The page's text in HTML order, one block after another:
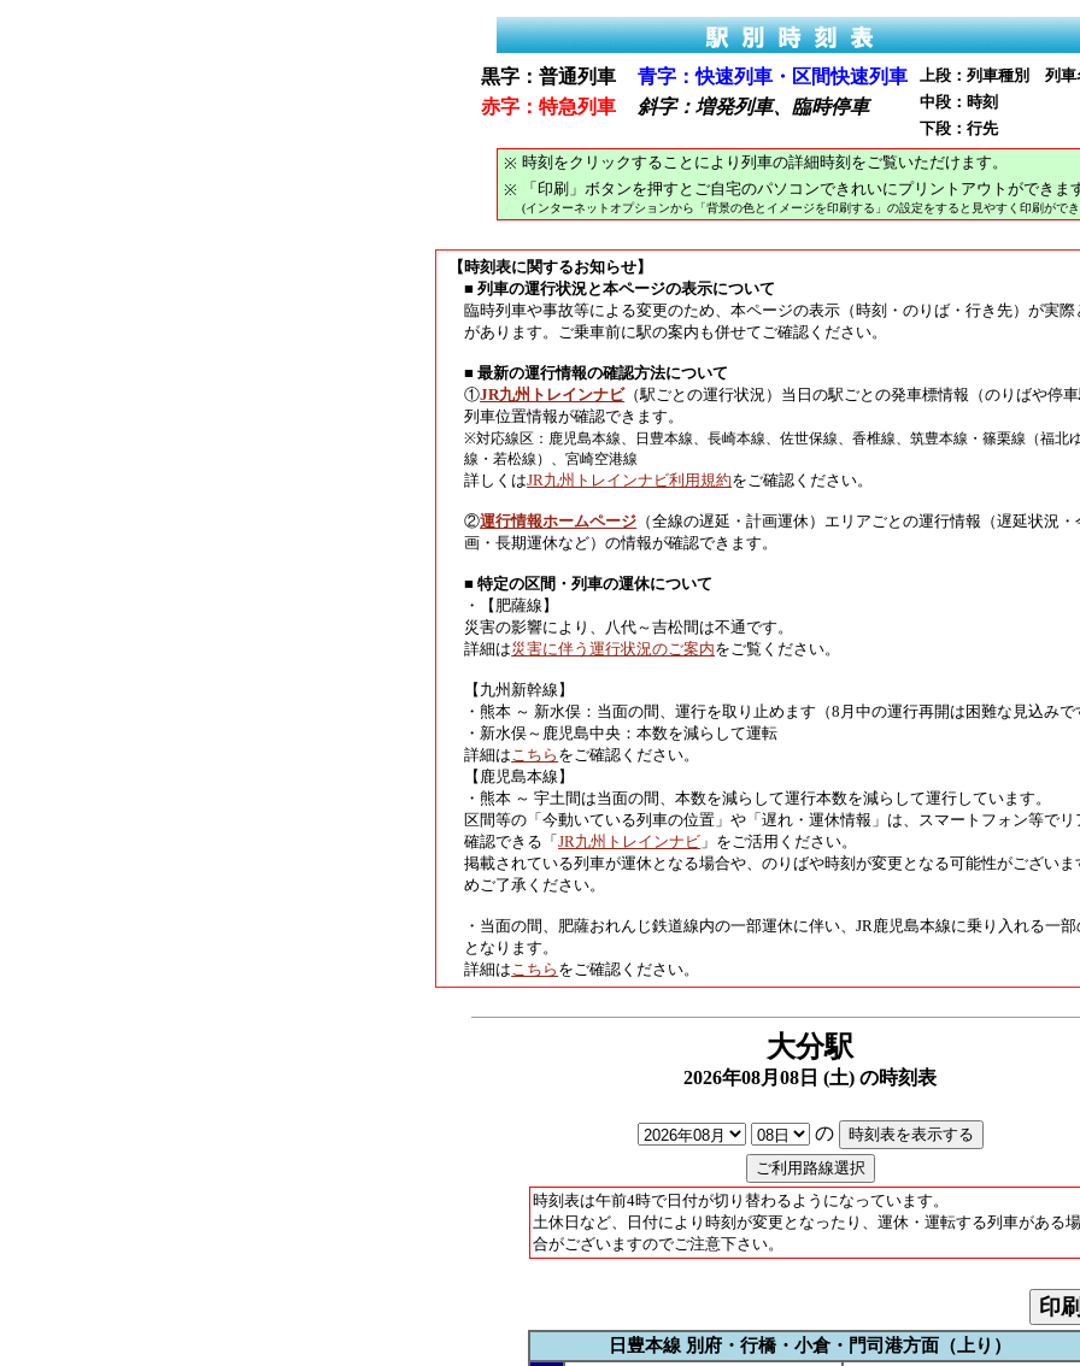
黒字：普通列車
青字：快速列車・区間快速列車
赤字：特急列車
斜字：増発列車、臨時停車
上段：列車種別 列車
中段：時刻
下段：行先
※ 時刻をクリックすることにより列車の詳細時刻をご覧いただけます。
※
「印刷」ボタンを押すとご自宅のパソコンできれいにプリントアウトができま
(インターネットオプションから「背景の色とイメージを印刷する」の設定をすると見やすく印刷がで
【時刻表に関するお知らせ】
■ 列車の運行状況と本ページの表示について
臨時列車や事故等による変更のため、本ページの表示（時刻・のりば・行き先）が実
があります。ご乗車前に駅の案内も併せてご確認ください。
■ 最新の運行情報の確認方法について
①JR九州トレインナビ（駅ごとの運行状況）当日の駅ごとの発車標情報（のりばや停
列車位置情報が確認できます。
※対応線区：鹿児島本線、日豊本線、長崎本線、佐世保線、香椎線、筑豊本線・篠栗線（福北
線・若松線）、宮崎空港線
詳しくはJR九州トレインナビ利用規約をご確認ください。
②運行情報ホームページ （全線の遅延・計画運休）エリアごとの運行情報（遅延状況
画・長期運休など）の情報が確認できます。
■ 特定の区間・列車の運休について
・【肥薩線】
災害の影響により、八代～吉松間は不通です。
詳細は災害に伴う運行状況のご案内をご覧ください。
【九州新幹線】
・熊本 ～ 新水俣：当面の間、運行を取り止めます（8月中の運行再開は困難な見込みで
・新水俣～鹿児島中央：本数を減らして運転
詳細はこちら をご確認ください。
【鹿児島本線】
・熊本 ～ 宇土間は当面の間、本数を減らして運行本数を減らして運行しています。
区間等の「今動いている列車の位置」や「遅れ・運休情報」は、スマートフォン等で
確認できる「JR九州トレインナビ 」をご活用ください。
掲載されている列車が運休となる場合や、のりばや時刻が変更となる可能性がござい
めご了承ください。
・当面の間、肥薩おれんじ鉄道線内の一部運休に伴い、JR鹿児島本線に乗り入れる一
となります。
詳細はこちら をご確認ください。
大分駅
2026年08月08日 (土) の時刻表
の
時刻表は午前4時で日付が切り替わるようになっています。
土休日など、日付により時刻が変更となったり、運休・運転する列車がある場
合がございますのでご注意下さい。
印
日豊本線 別府・行橋・小倉・門司港方面（上り）